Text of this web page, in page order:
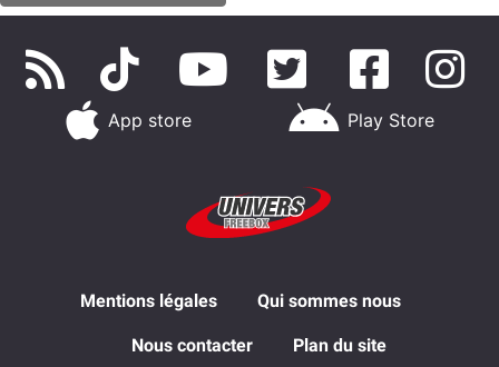
App store Play Store
Mentions légales Qui sommes nous
Nous contacter Plan du site